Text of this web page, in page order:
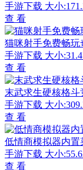
手游下载 大小
查 看
猫咪射手免费畅玩
手游下载 大小
查 看
末武求生硬核格斗
手游下载 大小
查 看
低情商模拟器内置
手游下载 大小
查 看